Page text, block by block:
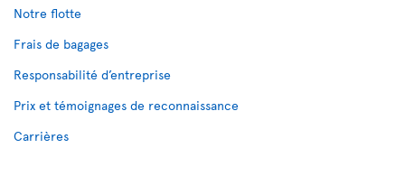
Notre flotte
Frais de bagages
Responsabilité d’entreprise
Prix et témoignages de reconnaissance
Carrières